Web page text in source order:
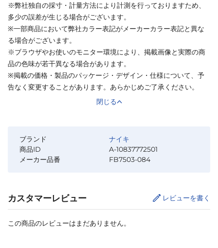
※弊社独自の採寸・計量方法により計測を行っておりますため、
多少の誤差が生じる場合がございます。
※一部商品において弊社カラー表記がメーカーカラー表記と異な
る場合がございます。
※ブラウザやお使いのモニター環境により、掲載画像と実際の商
品の色味が若干異なる場合があります。
※掲載の価格・製品のパッケージ・デザイン・仕様について、予
告なく変更することがあります。あらかじめご了承ください。
閉じる
ブランド
ナイキ
商品ID
A-10837772501
メーカー品番
FB7503-084
カスタマーレビュー レビューを書く
この商品のレビューはまだありません。